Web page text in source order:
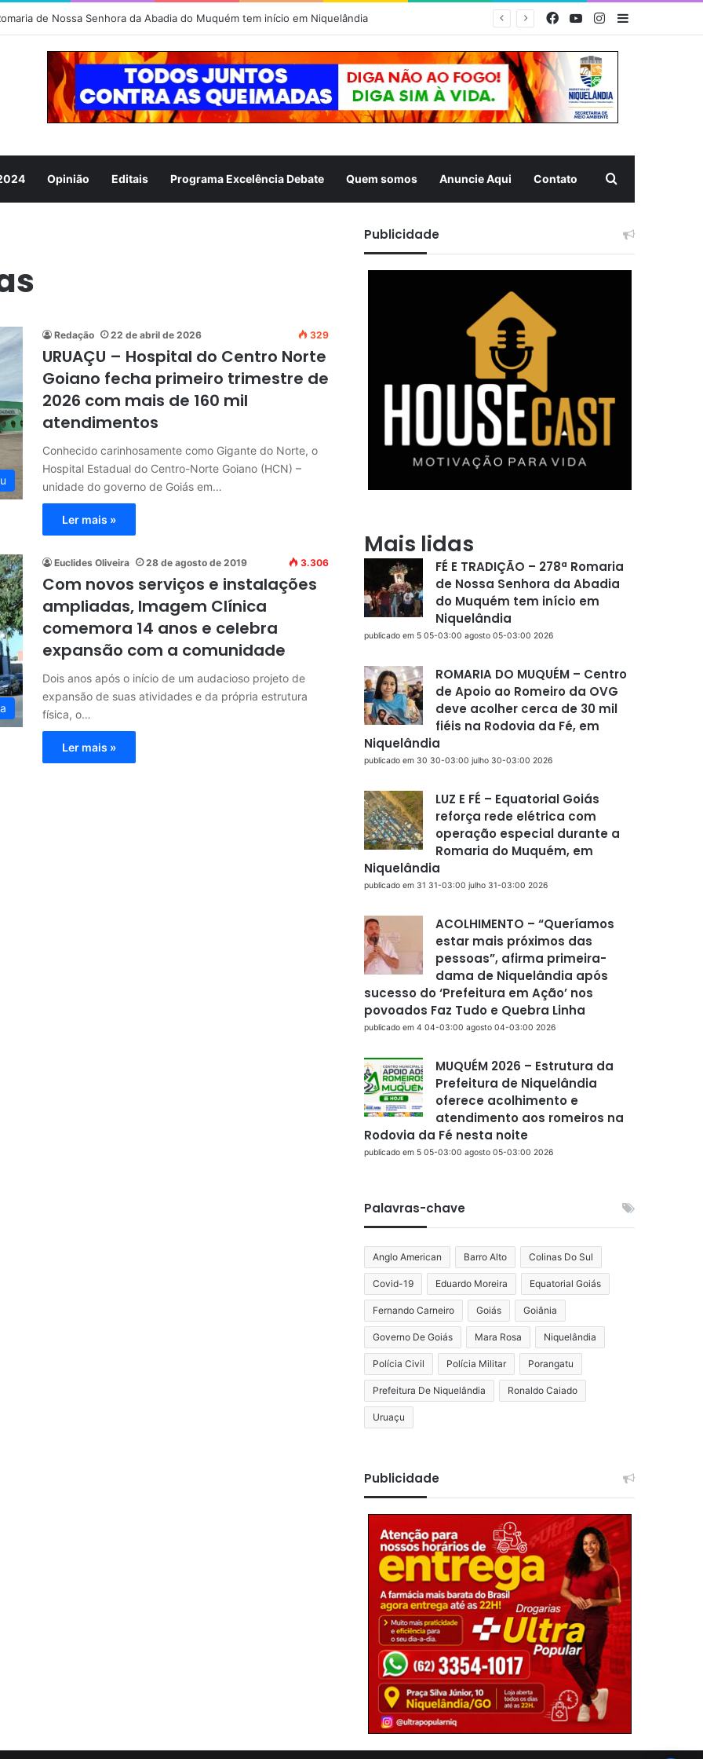
FacebookYouTubeInstagram
Opinião Editais Programa Excelência Debate Quem somos Anuncie Aqui Contato
Redação 22 de abril de 2026 329
URUAÇU – Hospital do Centro Norte
Goiano fecha primeiro trimestre de
2026 com mais de 160 mil
atendimentos
Conhecido carinhosamente como Gigante do Norte, o
Hospital Estadual do Centro-Norte Goiano (HCN) –
unidade do governo de Goiás em…
Ler mais »
Euclides Oliveira 28 de agosto de 2019 3.306
Com novos serviços e instalações
ampliadas, Imagem Clínica
comemora 14 anos e celebra
expansão com a comunidade
Dois anos após o início de um audacioso projeto de
expansão de suas atividades e da própria estrutura
física, o…
Ler mais »
Publicidade
Mais lidas
FÉ E TRADIÇÃO – 278ª Romaria
de Nossa Senhora da Abadia
do Muquém tem início em
Niquelândia
publicado em 5 05-03:00 agosto 05-03:00 2026
ROMARIA DO MUQUÉM – Centro
de Apoio ao Romeiro da OVG
deve acolher cerca de 30 mil
fiéis na Rodovia da Fé, em
Niquelândia
publicado em 30 30-03:00 julho 30-03:00 2026
LUZ E FÉ – Equatorial Goiás
reforça rede elétrica com
operação especial durante a
Romaria do Muquém, em
Niquelândia
publicado em 31 31-03:00 julho 31-03:00 2026
ACOLHIMENTO – “Queríamos
estar mais próximos das
pessoas”, afirma primeira-
dama de Niquelândia após
sucesso do ‘Prefeitura em Ação’ nos
povoados Faz Tudo e Quebra Linha
publicado em 4 04-03:00 agosto 04-03:00 2026
MUQUÉM 2026 – Estrutura da
Prefeitura de Niquelândia
oferece acolhimento e
atendimento aos romeiros na
Rodovia da Fé nesta noite
publicado em 5 05-03:00 agosto 05-03:00 2026
Palavras-chave
Anglo American Barro Alto Colinas Do Sul
Covid-19 Eduardo Moreira Equatorial Goiás
Fernando Carneiro Goiás Goiânia
Governo De Goiás Mara Rosa Niquelândia
Polícia Civil Polícia Militar Porangatu
Prefeitura De Niquelândia Ronaldo Caiado
Uruaçu
Publicidade